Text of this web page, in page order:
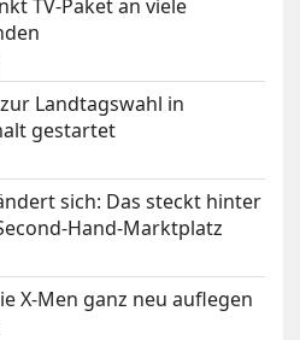
TV-Paket an viele
Landtagswahl in
gestartet
sich: Das steckt hinter
Hand-Marktplatz
X-Men ganz neu auflegen